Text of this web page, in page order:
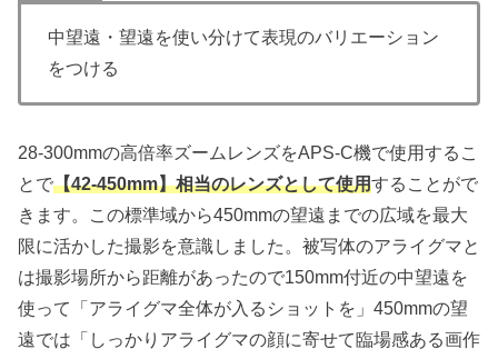
中望遠・望遠を使い分けて表現のバリエーション
をつける
28-300mmの高倍率ズームレンズをAPS-C機で使用するこ
とで【42-450mm】相当のレンズとして使用することがで
きます。この標準域から450mmの望遠までの広域を最大
限に活かした撮影を意識しました。被写体のアライグマと
は撮影場所から距離があったので150mm付近の中望遠を
使って「アライグマ全体が入るショットを」450mmの望
遠では「しっかりアライグマの顔に寄せて臨場感ある画作